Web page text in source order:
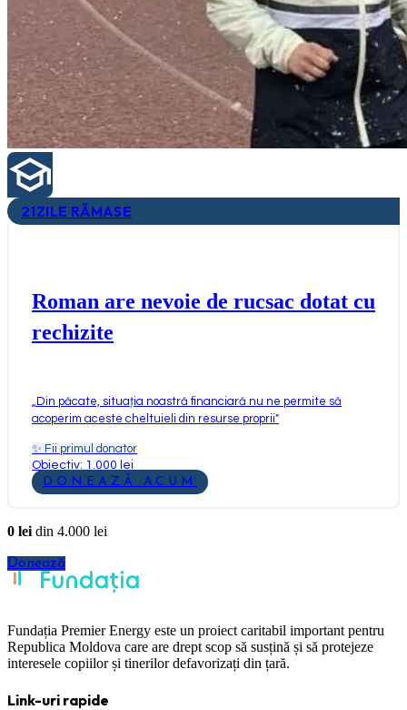
21ZILE RĂMASE
Roman are nevoie de rucsac dotat cu
rechizite
Din păcate, situația noastră financiară nu ne permite să
acoperim aceste cheltuieli din resurse proprii"
✨ Fii primul donator
Obiectiv: 1.000 lei
DONEAZĂ ACUM
0 lei din 4.000 lei
Donează
Fundația Premier Energy este un proiect caritabil important pentru
Republica Moldova care are drept scop să susțină și să protejeze
interesele copiilor și tinerilor defavorizați din țară.
Link-uri rapide